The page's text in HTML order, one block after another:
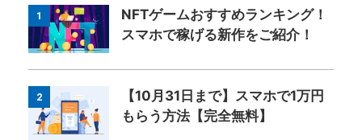
1
NFTゲームおすすめランキング！
スマホで稼げる新作をご紹介！
2
【10月31日まで】スマホで1万円
もらう方法【完全無料】